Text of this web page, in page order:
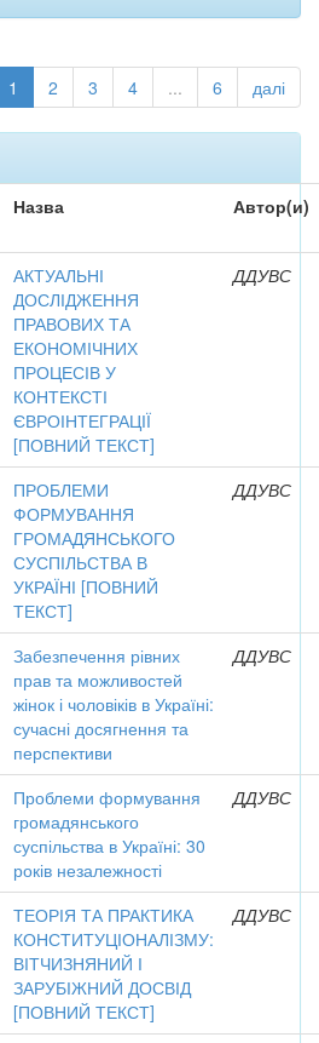
1 2 3 4 ... 6 далі
Назва Автор(и)
АКТУАЛЬНІ
ДОСЛІДЖЕННЯ
ПРАВОВИХ ТА
ЕКОНОМІЧНИХ
ПРОЦЕСІВ У
КОНТЕКСТІ
ЄВРОІНТЕГРАЦІЇ
[ПОВНИЙ ТЕКСТ]
ДДУВС
ПРОБЛЕМИ
ФОРМУВАННЯ
ГРОМАДЯНСЬКОГО
СУСПІЛЬСТВА В
УКРАЇНІ [ПОВНИЙ
ТЕКСТ]
ДДУВС
Забезпечення рівних
прав та можливостей
жінок і чоловіків в Україні:
сучасні досягнення та
перспективи
ДДУВС
Проблеми формування
громадянського
суспільства в Україні: 30
років незалежності
ДДУВС
ТЕОРІЯ ТА ПРАКТИКА
КОНСТИТУЦІОНАЛІЗМУ:
ВІТЧИЗНЯНИЙ І
ЗАРУБІЖНИЙ ДОСВІД
[ПОВНИЙ ТЕКСТ]
ДДУВС